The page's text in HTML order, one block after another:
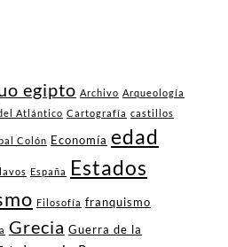
egipto Archivo Arqueología
Atlántico Cartografía castillos
Colón Economía edad
España
Estados
Filosofía franquismo
Grecia Guerra de la